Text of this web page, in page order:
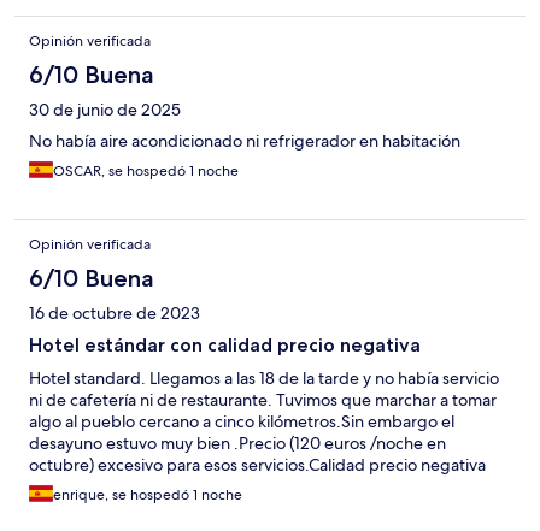
Opinión verificada
6/10 Buena
30 de junio de 2025
No había aire acondicionado ni refrigerador en habitación
OSCAR, se hospedó 1 noche
Opinión verificada
6/10 Buena
16 de octubre de 2023
Hotel estándar con calidad precio negativa
Hotel standard. Llegamos a las 18 de la tarde y no había servicio
ni de cafetería ni de restaurante. Tuvimos que marchar a tomar
algo al pueblo cercano a cinco kilómetros.Sin embargo el
desayuno estuvo muy bien .Precio (120 euros /noche en
octubre) excesivo para esos servicios.Calidad precio negativa
enrique, se hospedó 1 noche